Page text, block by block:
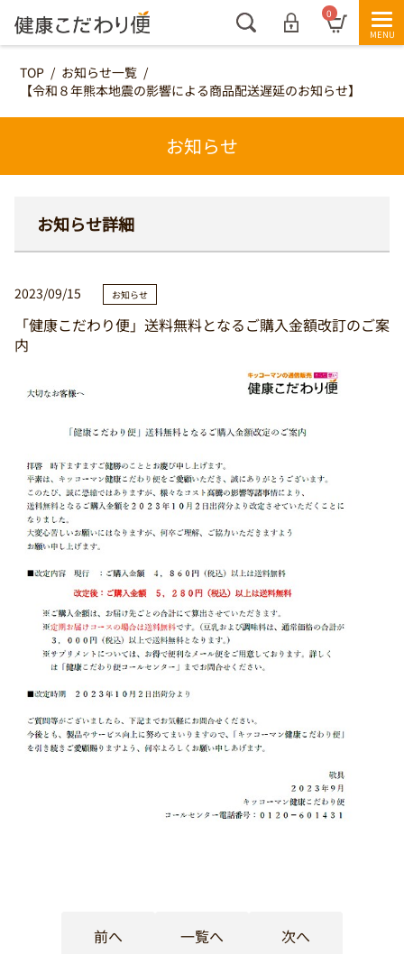
0
TOP / お知らせ一覧 /
【令和８年熊本地震の影響による商品配送遅延のお知らせ】
お知らせ
お知らせ詳細
2023/09/15 お知らせ
「健康こだわり便」送料無料となるご購入金額改訂のご案
内
前へ 一覧へ 次へ